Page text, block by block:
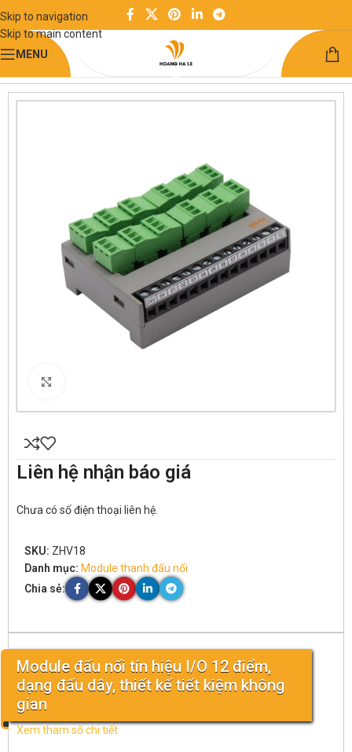
Skip to navigation
Skip to main content
MENU
Trang chủ
Điện và điều khiển Module thanh đấu nối
Module đấu nối tín hiệu I/O 12 điểm,
dạng đấu dây, thiết kế tiết kiệm không
gian
Xem tham số chi tiết
Liên hệ nhận báo giá
Chưa có số điện thoại liên hệ.
SKU: ZHV18
Danh mục: Module thanh đấu nối
Chia sẻ: